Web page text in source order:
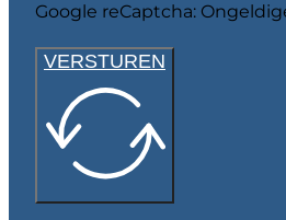
Google reCaptcha:
VERSTUREN